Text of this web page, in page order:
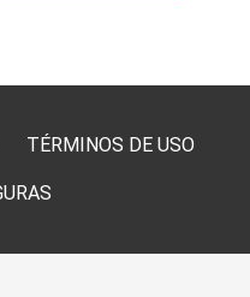
TÉRMINOS DE USO